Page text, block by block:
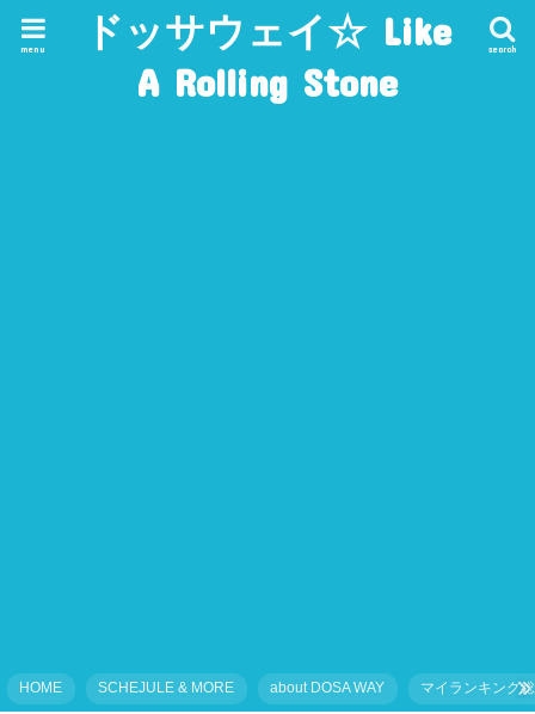
ドッサウェイ☆ Like
A Rolling Stone
search
menu
HOME SCHEJULE & MORE about DOSA WAY マイランキング